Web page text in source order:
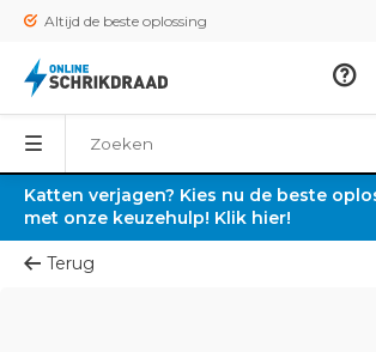
Altijd de beste oplossing
Katten verjagen? Kies nu de beste
met onze keuzehulp! Klik hier!
Terug